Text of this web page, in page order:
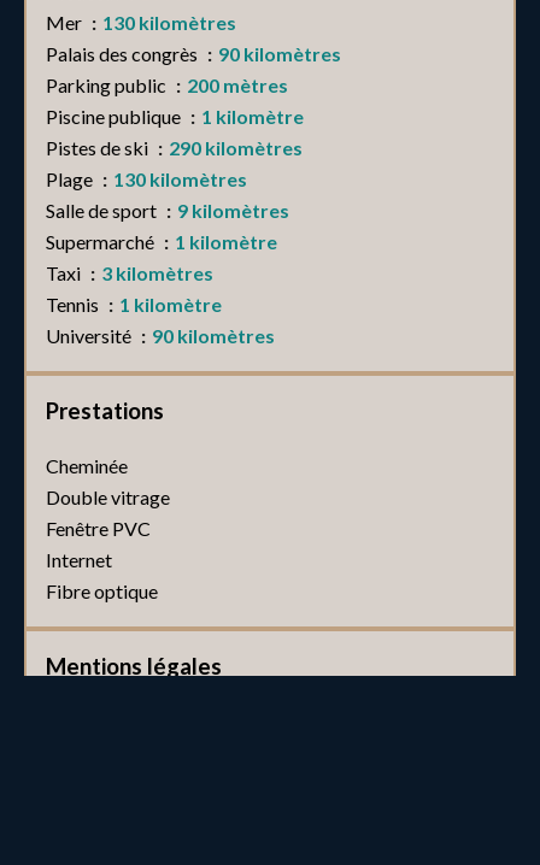
Mer
130 kilomètres
Palais des congrès
90 kilomètres
Parking public
200 mètres
Piscine publique
1 kilomètre
Pistes de ski
290 kilomètres
Plage
130 kilomètres
Salle de sport
9 kilomètres
Supermarché
1 kilomètre
Taxi
3 kilomètres
Tennis
1 kilomètre
Université
90 kilomètres
Prestations
Cheminée
Double vitrage
Fenêtre PVC
Internet
Fibre optique
Mentions légales